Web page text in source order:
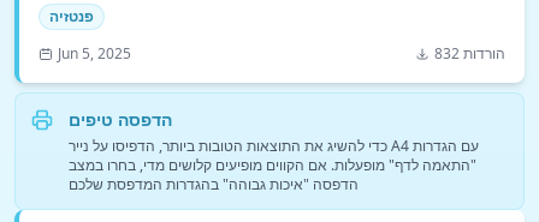
פנטזיה
Jun 5, 2025
832 הורדות
הדפסה טיפים
כדי להשיג את התוצאות הטובות ביותר, הדפיסו על נייר A4 עם הגדרות
"התאמה לדף" מופעלות. אם הקווים מופיעים קלושים מדי, בחרו במצב
הדפסה "איכות גבוהה" בהגדרות המדפסת שלכם